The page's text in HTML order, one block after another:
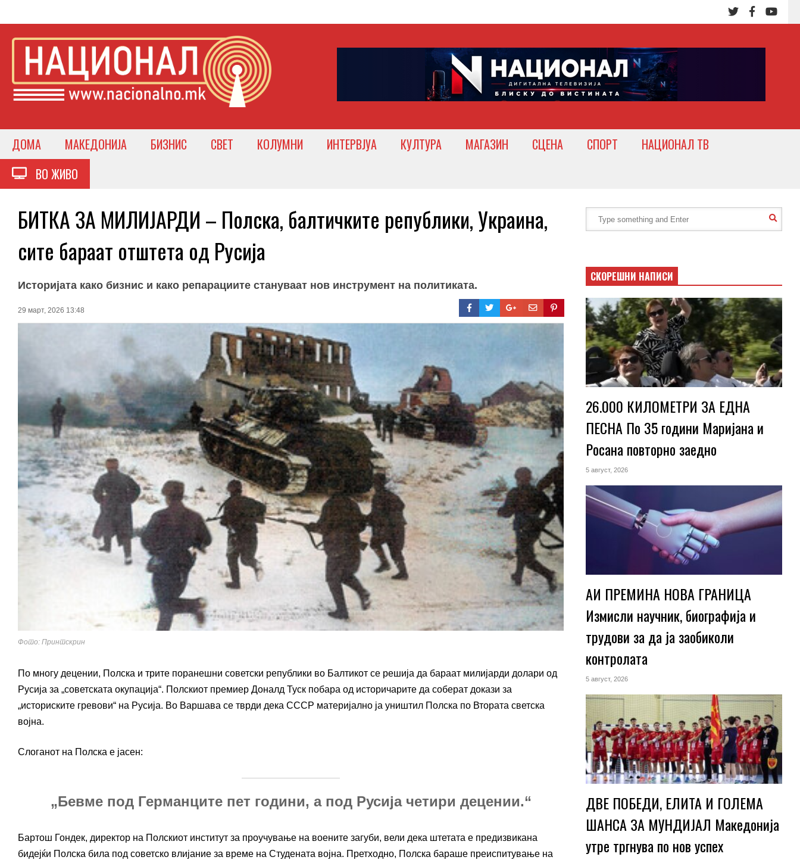
ДОМА МАКЕДОНИЈА БИЗНИС СВЕТ КОЛУМНИ ИНТЕРВЈУА КУЛТУРА МАГАЗИН СЦЕНА СПОРТ
НАЦИОНАЛ ТВ
ВО ЖИВО
БИТКА ЗА МИЛИЈАРДИ – Полска, балтичките републики, Украина,
сите бараат отштета од Русија
Историјата како бизнис и како репарациите стануваат нов инструмент на политиката.
29 март, 2026 13:48
Фото: Принтскрин
По многу децении, Полска и трите поранешни советски републики во Балтикот се решија да бараат милијарди долари од
Русија за „советската окупација“. Полскиот премиер Доналд Туск побара од историчарите да соберат докази за
„историските гревови“ на Русија. Во Варшава се тврди дека СССР материјално ја уништил Полска по Втората светска
војна.
Слоганот на Полска е јасен:
„Бевме под Германците пет години, а под Русија четири децении.“
Бартош Гондек, директор на Полскиот институт за проучување на воените загуби, вели дека штетата е предизвикана
бидејќи Полска била под советско влијание за време на Студената војна. Претходно, Полска бараше преиспитување на
СКОРЕШНИ НАПИСИ
26.000 КИЛОМЕТРИ ЗА ЕДНА
ПЕСНА По 35 години Маријана и
Росана повторно заедно
5 август, 2026
АИ ПРЕМИНА НОВА ГРАНИЦА
Измисли научник, биографија и
трудови за да ја заобиколи
контролата
5 август, 2026
ДВЕ ПОБЕДИ, ЕЛИТА И ГОЛЕМА
ШАНСА ЗА МУНДИЈАЛ Македонија
утре тргнува по нов успех